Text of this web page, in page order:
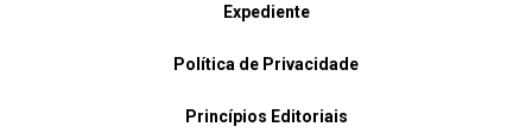
Expediente
Política de Privacidade
Princípios Editoriais